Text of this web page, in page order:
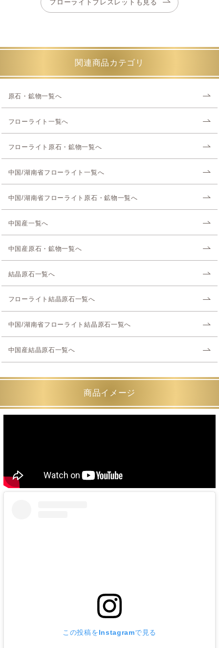
フローライトブレスレットも見る
関連商品カテゴリ
原石・鉱物一覧へ
フローライト一覧へ
フローライト原石・鉱物一覧へ
中国/湖南省フローライト一覧へ
中国/湖南省フローライト原石・鉱物一覧へ
中国産一覧へ
中国産原石・鉱物一覧へ
結晶原石一覧へ
フローライト結晶原石一覧へ
中国/湖南省フローライト結晶原石一覧へ
中国産結晶原石一覧へ
商品イメージ
この投稿をInstagramで見る